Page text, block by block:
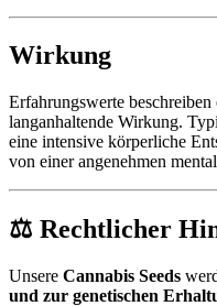
Wirkung
Erfahrungswerte
langanhaltende Wirkung.
eine intensive körperliche
von einer angenehmen
⚖ Rechtlicher
Unsere Cannabis Seeds
und zur genetischen